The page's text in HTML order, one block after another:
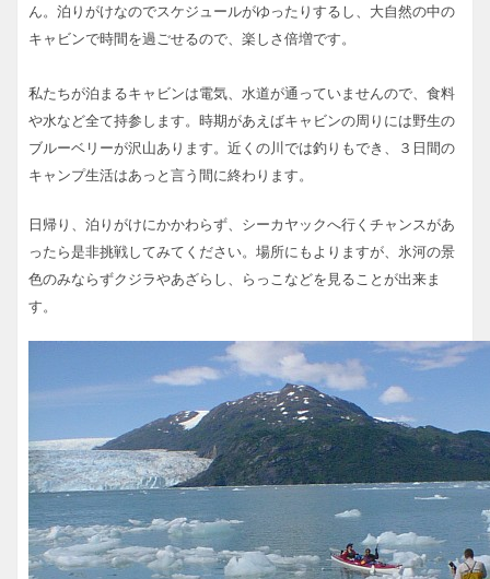
ん。泊りがけなのでスケジュールがゆったりするし、大自然の中の
キャビンで時間を過ごせるので、楽しさ倍増です。
私たちが泊まるキャビンは電気、水道が通っていませんので、食料
や水など全て持参します。時期があえばキャビンの周りには野生の
ブルーベリーが沢山あります。近くの川では釣りもでき、３日間の
キャンプ生活はあっと言う間に終わります。
日帰り、泊りがけにかかわらず、シーカヤックへ行くチャンスがあ
ったら是非挑戦してみてください。場所にもよりますが、氷河の景
色のみならずクジラやあざらし、らっこなどを見ることが出来ま
す。